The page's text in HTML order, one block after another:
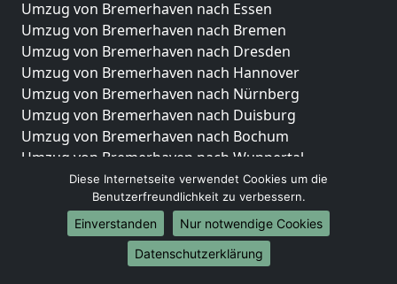
Umzug von Bremerhaven nach Essen
Umzug von Bremerhaven nach Bremen
Umzug von Bremerhaven nach Dresden
Umzug von Bremerhaven nach Hannover
Umzug von Bremerhaven nach Nürnberg
Umzug von Bremerhaven nach Duisburg
Umzug von Bremerhaven nach Bochum
Umzug von Bremerhaven nach Wuppertal
Umzug von Bremerhaven nach Bielefeld
Umzug von Bremerhaven nach Bonn
Umzug von Bremerhaven nach Münster
Internationale-Umzüge
Diese Internetseite verwendet Cookies um die
Benutzerfreundlichkeit zu verbessern.
Einverstanden
Nur notwendige Cookies
Datenschutzerklärung